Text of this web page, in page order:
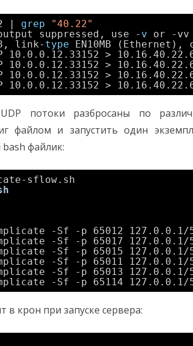
| grep
"40.22"
suppressed, use - v or -vv
link- type
EN10MB (Ethernet),
10.0.0.12.33152 >
10.0.0.12.33152 >
10.0.0.12.33152 >
10.0.0.12.33152 >
потоки разбросаны по
файлом и запустить один
файлик:
sflow.sh
-Sf -p 65012 127.0.0.1/
-Sf -p 65017 127.0.0.1/
-Sf -p 65015 127.0.0.1/
-Sf -p 65011 127.0.0.1/
-Sf -p 65013 127.0.0.1/
-Sf -p 65114 127.0.0.1/
в крон при запуске сервера: